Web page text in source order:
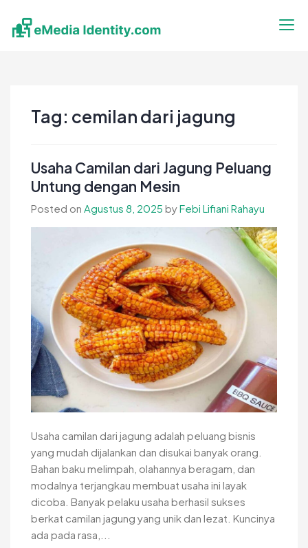
content
Tag: cemilan dari jagung
Usaha Camilan dari Jagung Peluang
Untung dengan Mesin
Posted on Agustus 8, 2025 byFebi Lifiani Rahayu
Usaha camilan dari jagung adalah peluang bisnis
yang mudah dijalankan dan disukai banyak orang.
Bahan baku melimpah, olahannya beragam, dan
modalnya terjangkau membuat usaha ini layak
dicoba. Banyak pelaku usaha berhasil sukses
berkat camilan jagung yang unik dan lezat. Kuncinya
ada pada rasa,...